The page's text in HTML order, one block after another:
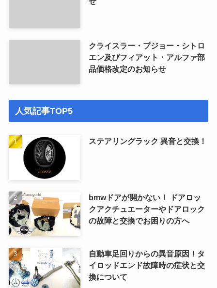
クライスラー・プジョー・シトロ
エン及びフィアット・アルファ部
品価格改定のお知らせ
人気記事TOP5
ステアリングラック 異音と交換！
bmwドアが開かない！ ドアロッ
クアクチュエーターやドアロック
の故障と交換でお困りの方へ
自動車足回りからの異音原因！タ
イロッドエンド故障時の症状と交
換について